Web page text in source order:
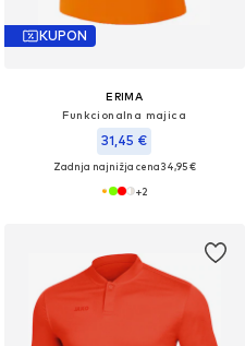
KUPON
ERIMA
Funkcionalna majica
31,45 €
Zadnja najnižja cena34,95 €
+2